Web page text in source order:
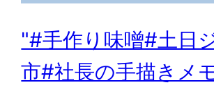
"#手作り味噌#土日
市#社長の手描きメ